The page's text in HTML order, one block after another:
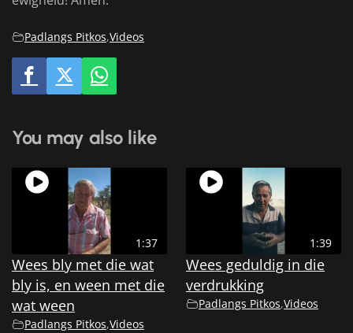
Padlangs Pitkos,Videos
You may also like
1:37
Wees bly met die wat
bly is, en ween met die
wat ween
Padlangs Pitkos,Videos
1:39
Wees geduldig in die
verdrukking
Padlangs Pitkos,Videos